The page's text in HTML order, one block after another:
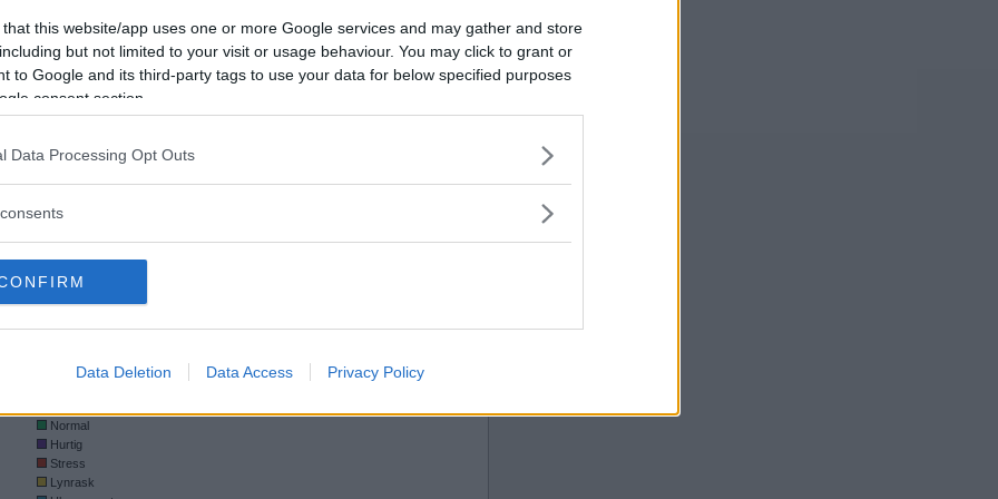
that this website/app uses one or more Google services and may gather and store
but not limited to your visit or usage behaviour. You may click to grant or
to Google and its third-party tags to use your data for below specified purposes
consent section.
Data Processing Opt Outs
Data Deletion Data Access Privacy Policy
Gjennomsnittlig antall bytt per kamp
0.2
kamp
0.2
Gjennomsnittlig antall brikker lagt per
kamp
48
Totalt spilt tid i timer
Normal
Hurtig
Stress
Lynrask
medlem?